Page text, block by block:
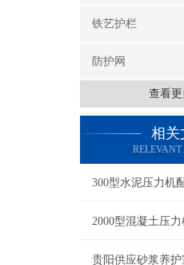
铁艺护栏
防护网
查看
相关
RELEVANT
300型水泥压力机
贵阳供应砂浆养护